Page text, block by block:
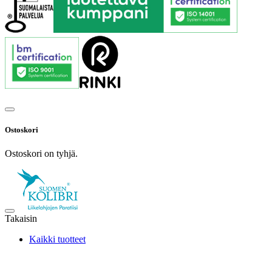
Ostoskori
Ostoskori on tyhjä.
Takaisin
Kaikki tuotteet